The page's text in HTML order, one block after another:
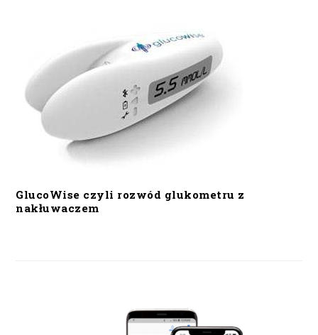
GlucoWise czyli rozwód glukometru z
nakłuwaczem